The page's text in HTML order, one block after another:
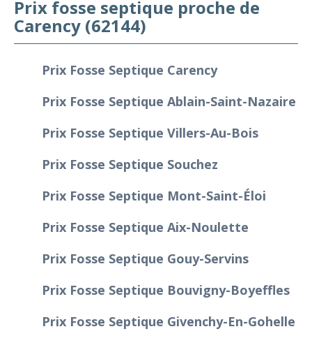
Prix fosse septique proche de
Carency (62144)
Prix Fosse Septique Carency
Prix Fosse Septique Ablain-Saint-Nazaire
Prix Fosse Septique Villers-Au-Bois
Prix Fosse Septique Souchez
Prix Fosse Septique Mont-Saint-Éloi
Prix Fosse Septique Aix-Noulette
Prix Fosse Septique Gouy-Servins
Prix Fosse Septique Bouvigny-Boyeffles
Prix Fosse Septique Givenchy-En-Gohelle